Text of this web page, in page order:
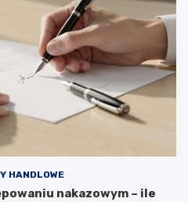
HANDLOWE
nakazowym – ile